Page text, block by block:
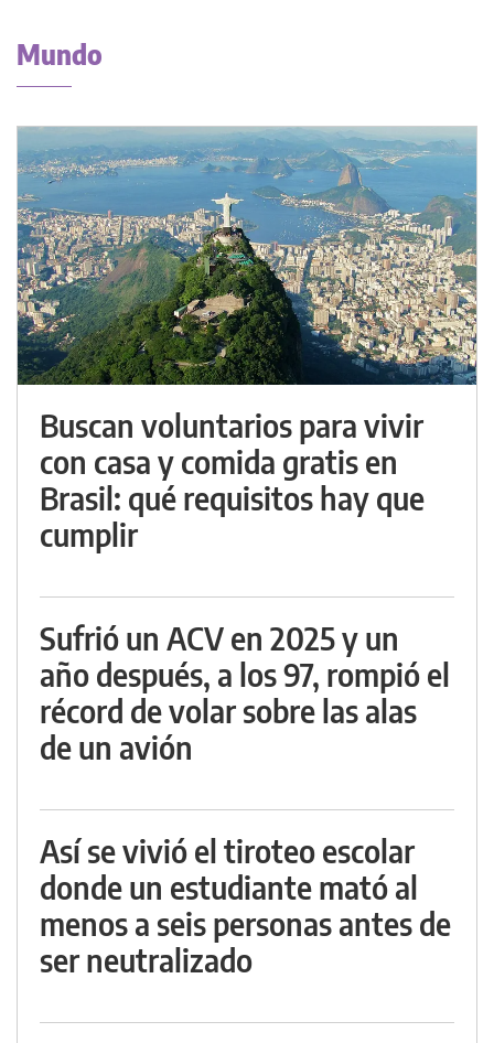
Mundo
Buscan voluntarios para vivir
con casa y comida gratis en
Brasil: qué requisitos hay que
cumplir
Sufrió un ACV en 2025 y un
año después, a los 97, rompió el
récord de volar sobre las alas
de un avión
Así se vivió el tiroteo escolar
donde un estudiante mató al
menos a seis personas antes de
ser neutralizado